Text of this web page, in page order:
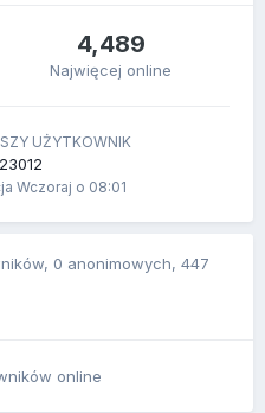
4,489
Najwięcej online
UŻYTKOWNIK
Wczoraj o 08:01
, 0 anonimowych, 447
online